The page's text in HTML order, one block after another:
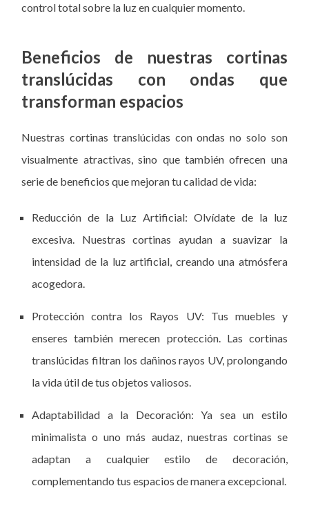
control total sobre la luz en cualquier momento.
Beneficios de nuestras cortinas
translúcidas con ondas que
transforman espacios
Nuestras cortinas translúcidas con ondas no solo son
visualmente atractivas, sino que también ofrecen una
serie de beneficios que mejoran tu calidad de vida:
Reducción de la Luz Artificial: Olvídate de la luz
excesiva. Nuestras cortinas ayudan a suavizar la
intensidad de la luz artificial, creando una atmósfera
acogedora.
Protección contra los Rayos UV: Tus muebles y
enseres también merecen protección. Las cortinas
translúcidas filtran los dañinos rayos UV, prolongando
la vida útil de tus objetos valiosos.
Adaptabilidad a la Decoración: Ya sea un estilo
minimalista o uno más audaz, nuestras cortinas se
adaptan a cualquier estilo de decoración,
complementando tus espacios de manera excepcional.